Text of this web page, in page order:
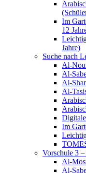
Im
12
Jahre)
Suche nach
Al-
Al-
Al-
Al-
Im
Vorschule 3 –
Al-
Al-